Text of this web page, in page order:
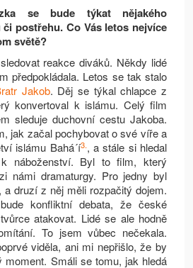
se bude týkat nějakého
postřehu. Co Vás letos nejvíce
světě?
reakce diváků. Někdy lidé
předpokládala. Letos se tak stalo
Jakob. Děj se týkal chlapce z
konvertoval k islámu. Celý film
sleduje duchovní cestu Jakoba.
jak začal pochybovat o své víře a
islámu Bahá´í3., a stále si hledal
náboženství. Byl to film, který
námi dramaturgy. Pro jedny byl
a druzí z něj měli rozpačitý dojem.
konfliktní debata, že české
atakovat. Lidé se ale hodně
To jsem vůbec nečekala.
viděla, ani mi nepřišlo, že by
moment. Smáli se tomu, jak hledá